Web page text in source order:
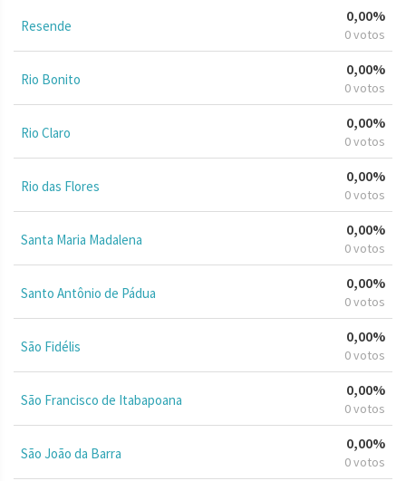
Resende
0,00%
0 votos
Rio Bonito
0,00%
0 votos
Rio Claro
0,00%
0 votos
Rio das Flores
0,00%
0 votos
Santa Maria Madalena
0,00%
0 votos
Santo Antônio de Pádua
0,00%
0 votos
São Fidélis
0,00%
0 votos
São Francisco de Itabapoana
0,00%
0 votos
São João da Barra
0,00%
0 votos